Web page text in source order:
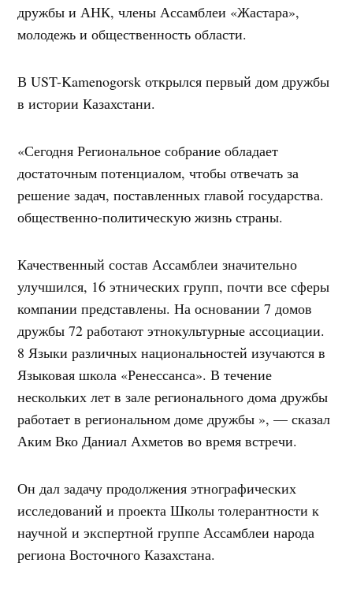
дружбы и АНК, члены Ассамблеи «Жастара»,
молодежь и общественность области.
В UST-Kamenogorsk открылся первый дом дружбы
в истории Казахстани.
«Сегодня Региональное собрание обладает
достаточным потенциалом, чтобы отвечать за
решение задач, поставленных главой государства.
общественно-политическую жизнь страны.
Качественный состав Ассамблеи значительно
улучшился, 16 этнических групп, почти все сферы
компании представлены. На основании 7 домов
дружбы 72 работают этнокультурные ассоциации.
8 Языки различных национальностей изучаются в
Языковая школа «Ренессанса». В течение
нескольких лет в зале регионального дома дружбы
работает в региональном доме дружбы », — сказал
Аким Вко Даниал Ахметов во время встречи.
Он дал задачу продолжения этнографических
исследований и проекта Школы толерантности к
научной и экспертной группе Ассамблеи народа
региона Восточного Казахстана.